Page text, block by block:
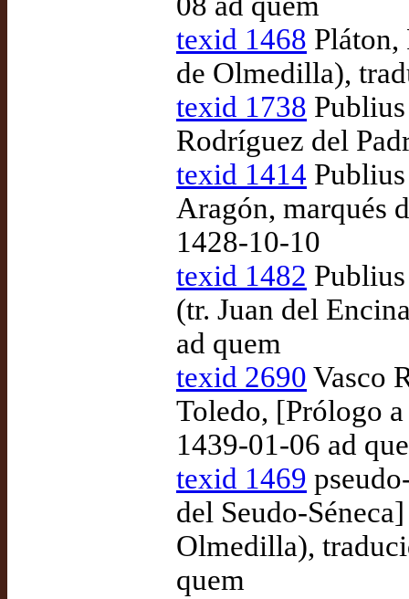
texid 1468 Pláton,
de Olmedilla),
texid 1738
Rodríguez del
texid 1414
Aragón, marqués
1428-10-10
texid 1482
(tr. Juan del
ad quem
texid 2690 Vasco
Toledo, [Prólogo
1439-01-06 ad
texid 1469
del Seudo-
Olmedilla),
quem